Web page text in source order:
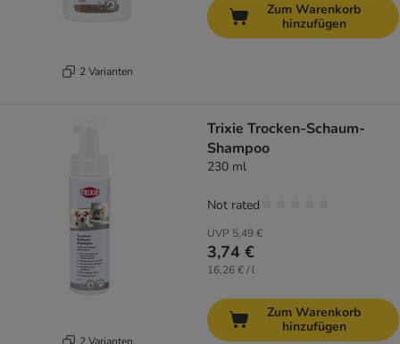
2 Varianten
Zum Warenkorb
hinzufügen
2 Varianten
Trixie Trocken-Schaum-
Shampoo
230 ml
UVP 5,49 €
3,74 €
16,26 € / l
Not rated
Zum Warenkorb
hinzufügen